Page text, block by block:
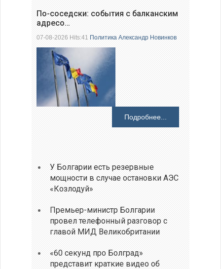
По-соседски: события с балканским
адресо…
07-08-2026 Hits:41Политика Александр Новинков
Подробнее...
У Болгарии есть резервные
мощности в случае остановки АЭС
«Козлодуй»
Премьер-министр Болгарии
провел телефонный разговор с
главой МИД Великобритании
«60 секунд про Болград»
представит краткие видео об